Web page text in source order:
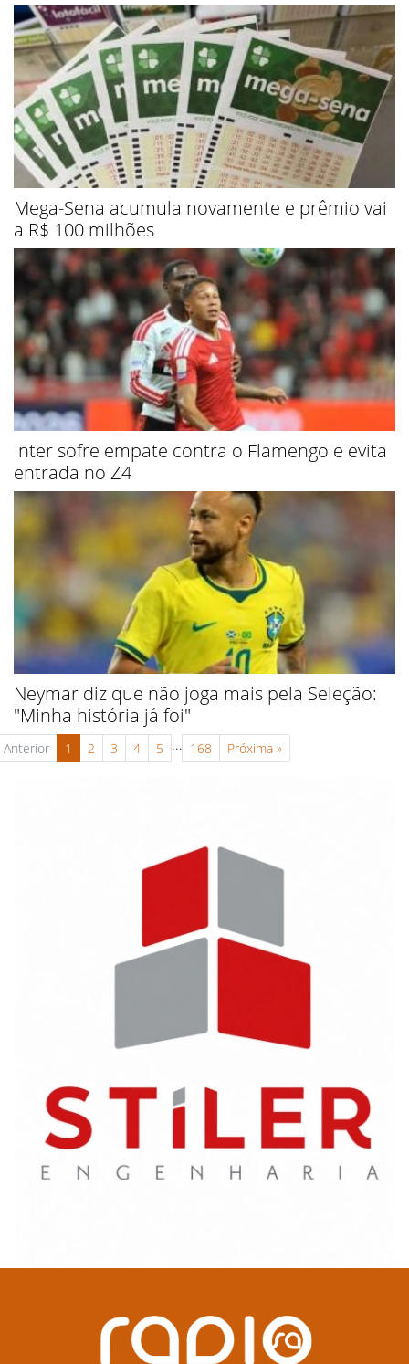
Mega-Sena acumula novamente e prêmio vai
a R$ 100 milhões
Inter sofre empate contra o Flamengo e evita
entrada no Z4
Neymar diz que não joga mais pela Seleção:
"Minha história já foi"
Anterior 1 2 3 4 5 ... 168 Próxima »